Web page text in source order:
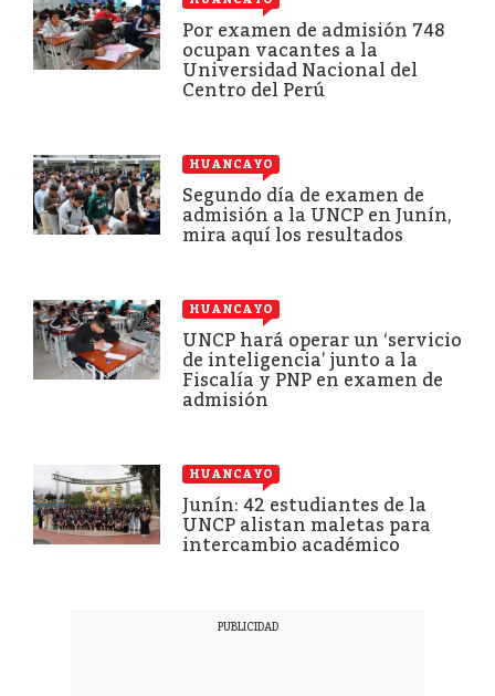
Por examen de admisión 748
ocupan vacantes a la
Universidad Nacional del
Centro del Perú
HUANCAYO
Segundo día de examen de
admisión a la UNCP en Junín,
mira aquí los resultados
HUANCAYO
UNCP hará operar un ‘servicio
de inteligencia’ junto a la
Fiscalía y PNP en examen de
admisión
HUANCAYO
Junín: 42 estudiantes de la
UNCP alistan maletas para
intercambio académico